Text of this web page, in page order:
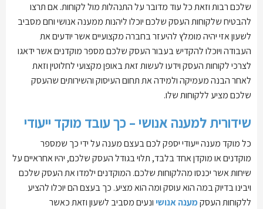
שלכם רבות וזאת כל עוד מדובר על התנהלות מול לקוחות. אם תרצו
להבטיח שלקוחות העסק שלכם יוכלו ליהנות ממענה אנושי וחם מסביב
לשעון אזי יהיה מומלץ להיעזר בחברה מקצועיים אשר יודעים את
העבודה ויוכלו להקדיש בעבור העסק שלכם מספר מוקדנים אשר ידאגו
לצרכי לקוחות העסק וידעו לעשות זאת באופן מקצועי לחלוטין וזאת
לאחר הבנה מעמיקה ולמידה את תחום העיסוק והשירותים שהעסק
שלכם מציע ללקוחות שלו.
שידורית למענה אנושי – כך עובד מוקד ייעודי
כל מוקד מענה ייעודי יספק לכם בעצם מענה על ידי כך שמספר
מוקדנים או מוקדן אחד בלבד, תלוי בגודל העסק שלכם, יהיו אחראיים על
שיחות אשר יכנסו מהלקוחות שלכם. המוקדנים ילמדו את העסק שלכם
ויבינו בדיוק במה הוא עוסק ומה הוא מציע. כך בעצם הם יוכלו להציע
ללקוחות העסקמענה אנושיונעים מסביב לשעון וזאת כאשר